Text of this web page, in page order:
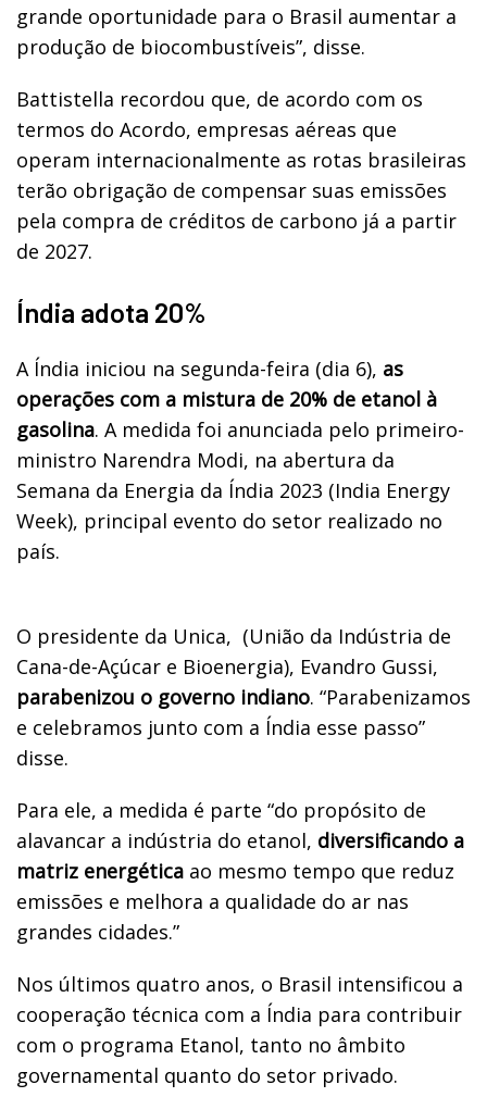
grande oportunidade para o Brasil aumentar a
produção de biocombustíveis”, disse.
Battistella recordou que, de acordo com os
termos do Acordo, empresas aéreas que
operam internacionalmente as rotas brasileiras
terão obrigação de compensar suas emissões
pela compra de créditos de carbono já a partir
de 2027.
Índia adota 20%
A Índia iniciou na segunda-feira (dia 6), as
operações com a mistura de 20% de etanol à
gasolina. A medida foi anunciada pelo primeiro-
ministro Narendra Modi, na abertura da
Semana da Energia da Índia 2023 (India Energy
Week), principal evento do setor realizado no
país.
O presidente da Unica, (União da Indústria de
Cana-de-Açúcar e Bioenergia), Evandro Gussi,
parabenizou o governo indiano. “Parabenizamos
e celebramos junto com a Índia esse passo”
disse.
Para ele, a medida é parte “do propósito de
alavancar a indústria do etanol, diversificando a
matriz energética ao mesmo tempo que reduz
emissões e melhora a qualidade do ar nas
grandes cidades.”
Nos últimos quatro anos, o Brasil intensificou a
cooperação técnica com a Índia para contribuir
com o programa Etanol, tanto no âmbito
governamental quanto do setor privado.